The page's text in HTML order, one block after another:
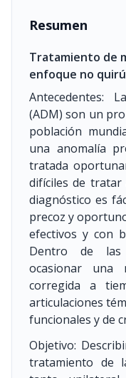
Resumen
Tratamiento de
enfoque no
Antecedentes:
(ADM) son un
población
una anomalía
tratada
difíciles de tratar
diagnóstico es
precoz y
efectivos y con
Dentro de las
ocasionar una
corregida a
articulaciones
funcionales y de
Objetivo:
tratamiento de